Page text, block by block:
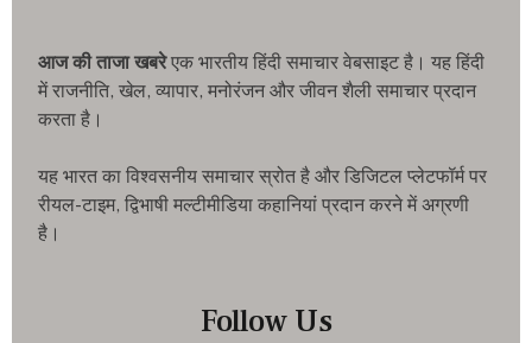
आज की ताजा खबरेएक भारतीय हिंदी समाचार वेबसाइट है। यह हिंदी
में राजनीति, खेल, व्यापार, मनोरंजन और जीवन शैली समाचार प्रदान
करता है।
यह भारत का विश्वसनीय समाचार स्रोत है और डिजिटल प्लेटफॉर्म पर
रीयल-टाइम, द्विभाषी मल्टीमीडिया कहानियां प्रदान करने में अग्रणी
है।
Follow Us